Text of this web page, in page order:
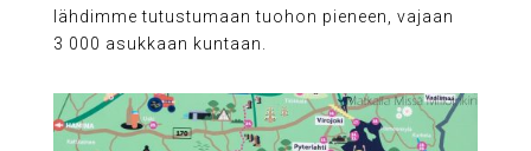
lähdimme tutustumaan tuohon pieneen, vajaan
3 000 asukkaan kuntaan.